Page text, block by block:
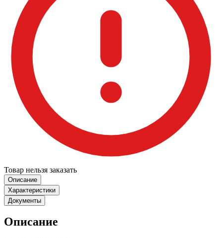
Товар нельзя заказать
Описание
Характеристики
Документы
Описание